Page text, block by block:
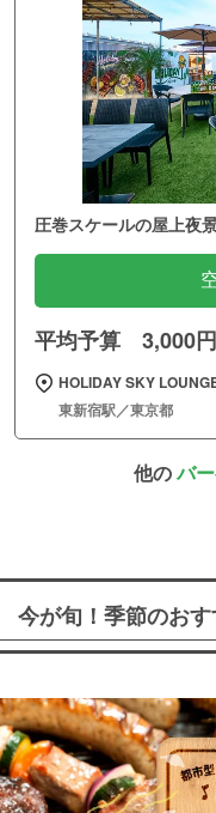
圧巻スケールの屋上夜
平均予算 3,000円
HOLIDAY SKY
東新宿駅／東京都
他のバ
今が旬！季節のお